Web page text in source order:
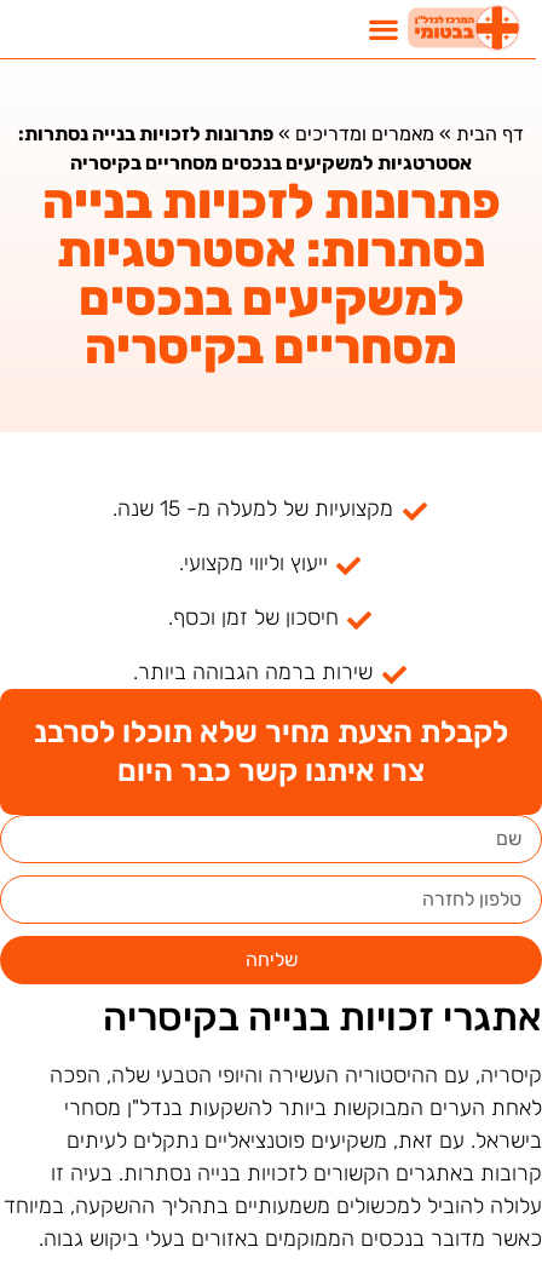
דף הבית»מאמרים ומדריכים»פתרונות לזכויות בנייה נסתרות:
אסטרטגיות למשקיעים בנכסים מסחריים בקיסריה
פתרונות לזכויות בנייה
נסתרות: אסטרטגיות
למשקיעים בנכסים
מסחריים בקיסריה
מקצועיות של למעלה מ- 15 שנה.
ייעוץ וליווי מקצועי.
חיסכון של זמן וכסף.
שירות ברמה הגבוהה ביותר.
לקבלת הצעת מחיר שלא תוכלו לסרבנ
צרו איתנו קשר כבר היום
שליחה
זכויות בנייה בקיסריה
עם ההיסטוריה העשירה והיופי הטבעי שלה, הפכה
הערים המבוקשות ביותר להשקעות בנדל"ן מסחרי
עם זאת, משקיעים פוטנציאליים נתקלים לעיתים
באתגרים הקשורים לזכויות בנייה נסתרות. בעיה זו
להוביל למכשולים משמעותיים בתהליך ההשקעה, במיוחד
מדובר בנכסים הממוקמים באזורים בעלי ביקוש גבוה.